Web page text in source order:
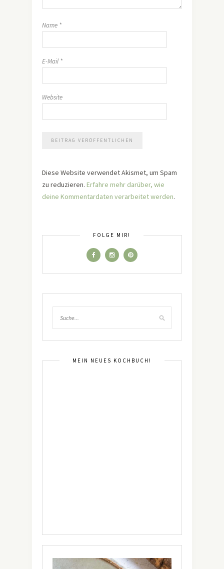
Name *
E-Mail *
Website
Diese Website verwendet Akismet, um Spam
zu reduzieren. Erfahre mehr darüber, wie
deine Kommentardaten verarbeitet werden.
FOLGE MIR!
MEIN NEUES KOCHBUCH!